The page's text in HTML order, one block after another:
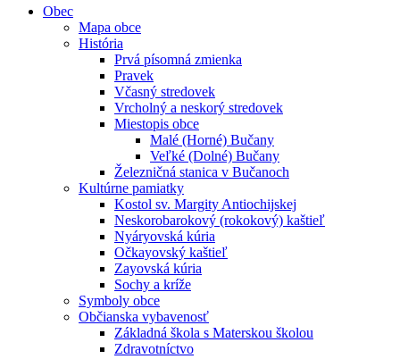
Obec
Mapa obce
História
Prvá písomná zmienka
Pravek
Včasný stredovek
Vrcholný a neskorý stredovek
Miestopis obce
Malé (Horné) Bučany
Veľké (Dolné) Bučany
Železničná stanica v Bučanoch
Kultúrne pamiatky
Kostol sv. Margity Antiochijskej
Neskorobarokový (rokokový) kaštieľ
Nyáryovská kúria
Očkayovský kaštieľ
Zayovská kúria
Sochy a kríže
Symboly obce
Občianska vybavenosť
Základná škola s Materskou školou
Zdravotníctvo